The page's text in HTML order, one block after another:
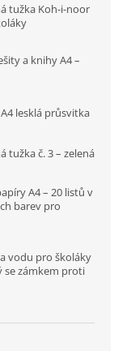
tužka Koh-i-noor
a knihy A4 –
lesklá průsvitka
tužka č. 3 – zelená
A4 – 20 listů v
barev pro
vodu pro školáky
se zámkem proti